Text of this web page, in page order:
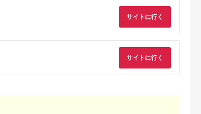
【HP Elite Dragonfly
G2】第11世代Core
210-03 パソコン
ノートパソコン
【15.3型】 mouse-
B5 マウスコンピュー
パソコン FMV
LIFEBOOK WQ1/K1
Windows11 Intel
Celeron N4500 メモ
リ8GB 約128GB フ
ッシュメモリ Office
有り ノートパソコン
サイトに行く
サイトに行く